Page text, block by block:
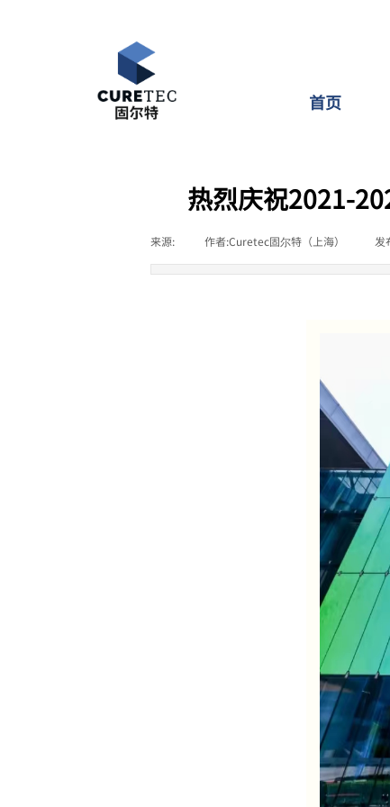
首页
热烈庆祝2021-
来源: 作者:Curetec固尔特（上海） 发